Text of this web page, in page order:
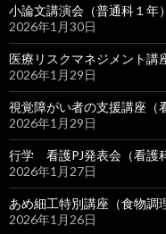
小論文講演会（普通科１年）
2026年1月30日
医療リスクマネジメント講
2026年1月29日
視覚障がい者の支援講座（
2026年1月29日
行学 看護PJ発表会（看護
2026年1月27日
あめ細工特別講座（食物調
2026年1月26日